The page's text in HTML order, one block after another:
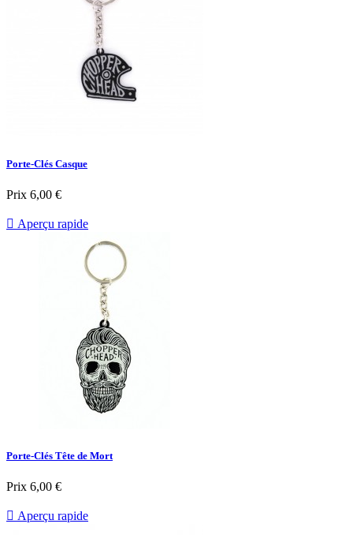
Porte-Clés Casque
Prix 6,00 €
 Aperçu rapide
Porte-Clés Tête de Mort
Prix 6,00 €
 Aperçu rapide